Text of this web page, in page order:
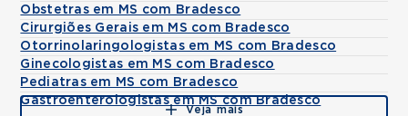
Obstetras em MS com Bradesco
Cirurgiões Gerais em MS com Bradesco
Otorrinolaringologistas em MS com Bradesco
Ginecologistas em MS com Bradesco
Pediatras em MS com Bradesco
Gastroenterologistas em MS com Bradesco
Veja mais